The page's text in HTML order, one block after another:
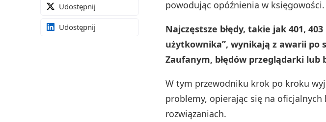
Udostępnij
Udostępnij
powodując opóźnienia w księgowości.
Najczęstsze błędy, takie jak 401,
użytkownika”, wynikają z awarii po
Zaufanym, błędów przeglądarki lub
W tym przewodniku krok po kroku
problemy, opierając się na
rozwiązaniach.